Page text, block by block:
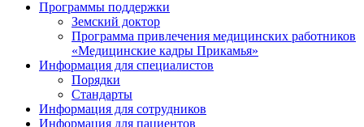
Программы поддержки
Земский доктор
Программа привлечения медицинских работников
«Медицинские кадры Прикамья»
Информация для специалистов
Порядки
Стандарты
Информация для сотрудников
Информация для пациентов